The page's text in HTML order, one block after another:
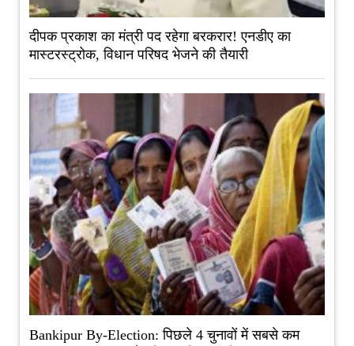
दीपक प्रकाश का मंत्री पद रहेगा बरकरार! एनडीए का
मास्टरस्ट्रोक, विधान परिषद भेजने की तैयारी
Bankipur By-Election: पिछले 4 चुनावों में सबसे कम